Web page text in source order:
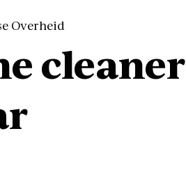
Overheid
cleaner